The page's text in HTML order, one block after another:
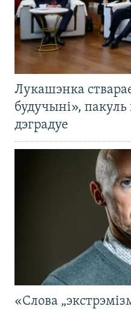
Лукашэнка
будучыні», пакуль
дэградуе
«Слова